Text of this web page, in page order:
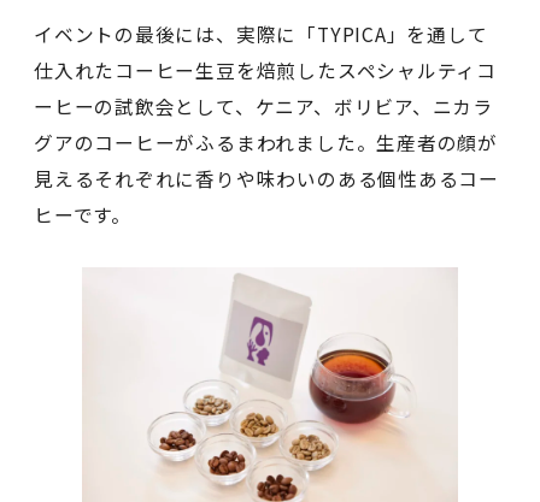
イベントの最後には、実際に「TYPICA」を通して
仕入れたコーヒー生豆を焙煎したスペシャルティコ
ーヒーの試飲会として、ケニア、ボリビア、ニカラ
グアのコーヒーがふるまわれました。生産者の顔が
見えるそれぞれに香りや味わいのある個性あるコー
ヒーです。